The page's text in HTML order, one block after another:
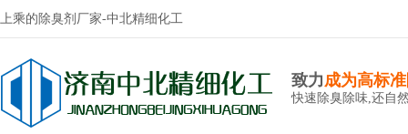
上乘的除臭剂厂家-中北精细化工
致力成为高标
快速除臭除味,还自